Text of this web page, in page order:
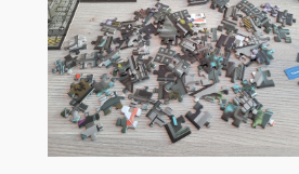
i
m
l
i
c
e
P
l
a
c